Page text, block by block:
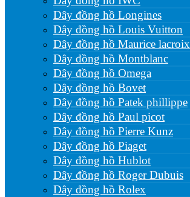
Dây đồng hồ Longines
Dây đồng hồ Louis Vuitton
Dây đồng hồ Maurice lacroix
Dây đồng hồ Montblanc
Dây đồng hồ Omega
Dây đồng hồ Bovet
Dây đồng hồ Patek phillippe
Dây đồng hồ Paul picot
Dây đồng hồ Pierre Kunz
Dây đồng hồ Piaget
Dây đồng hồ Hublot
Dây đồng hồ Roger Dubuis
Dây đồng hồ Rolex